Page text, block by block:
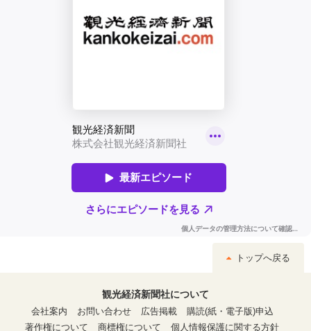
トップへ戻る
観光経済新聞社について
会社案内
お問い合わせ 広告掲載
購読(紙・電子版)申込
著作権について
商標権について 個人情報保護に関する方針